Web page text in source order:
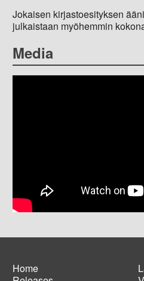
Jokaisen kirjastoesityksen
julkaistaan myöhemmin
Media
Home